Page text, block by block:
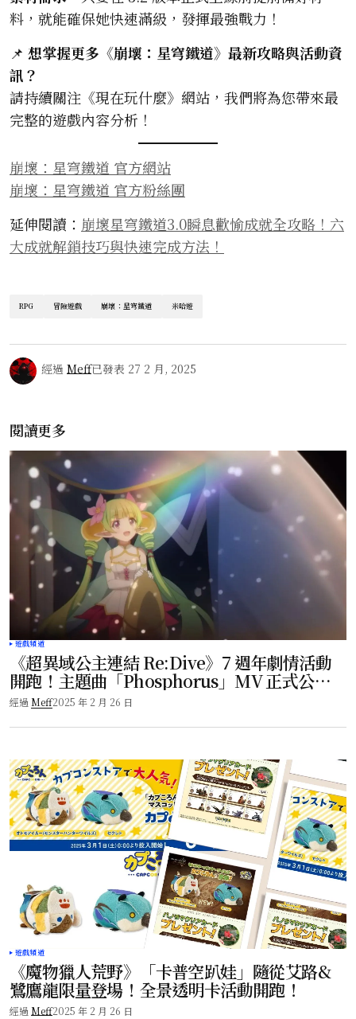
料，就能確保她快速滿級，發揮最強戰力！
📌 想掌握更多《崩壞：星穹鐵道》最新攻略與活動資
訊？
請持續關注《現在玩什麼》網站，我們將為您帶來最
完整的遊戲內容分析！
崩壞：星穹鐵道 官方網站
崩壞：星穹鐵道 官方粉絲團
延伸閱讀： 崩壞星穹鐵道3.0瞬息歡愉成就全攻略！六
大成就解鎖技巧與快速完成方法！
RPG 冒險遊戲 崩壞：星穹鐵道 米哈遊
經過 Meff已發表 27 2 月, 2025
閱讀更多
遊戲頻道
《超異域公主連結 Re:Dive》7 週年劇情活動
開跑！主題曲「Phosphorus」MV 正式公
開！
經過 Meff2025 年 2 月 26 日
遊戲頻道
《魔物獵人荒野》「卡普空趴娃」隨從艾路&
鷺鷹龍限量登場！全景透明卡活動開跑！
經過 Meff2025 年 2 月 26 日